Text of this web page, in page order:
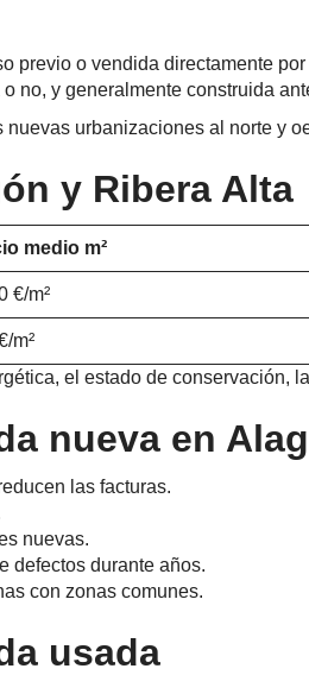
previo o vendida directamente por
no, y generalmente construida
urbanizaciones al norte y
y Ribera Alta
medio m²
€/m²
m²
el estado de conservación,
nueva en
las facturas.
nuevas.
defectos durante años.
con zonas comunes.
usada